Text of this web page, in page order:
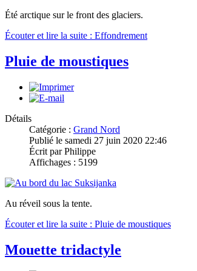
Été arctique sur le front des glaciers.
Écouter et lire la suite : Effondrement
Pluie de moustiques
Détails
Catégorie : Grand Nord
Publié le samedi 27 juin 2020 22:46
Écrit par Philippe
Affichages : 5199
Au réveil sous la tente.
Écouter et lire la suite : Pluie de moustiques
Mouette tridactyle